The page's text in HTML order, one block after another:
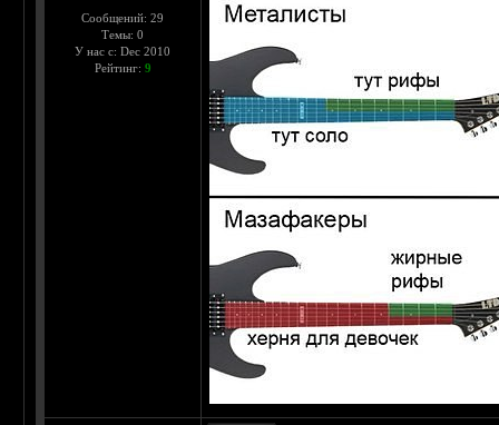
Сообщений: 29
Темы: 0
У нас с: Dec 2010
Рейтинг: 9